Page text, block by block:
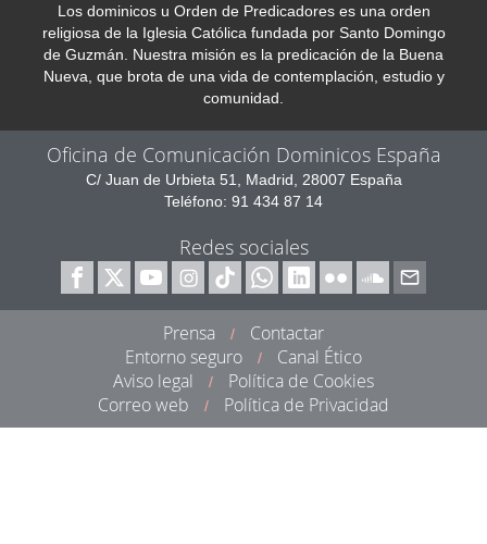
Los dominicos u Orden de Predicadores es una orden
religiosa de la Iglesia Católica fundada por Santo Domingo
de Guzmán. Nuestra misión es la predicación de la Buena
Nueva, que brota de una vida de contemplación, estudio y
comunidad.
Oficina de Comunicación Dominicos España
C/ Juan de Urbieta 51, Madrid, 28007 España
Teléfono: 91 434 87 14
Redes sociales
Prensa /
Contactar
Entorno seguro
/
Canal Ético
Aviso legal
/
Política de Cookies
Correo web
/ Política de Privacidad